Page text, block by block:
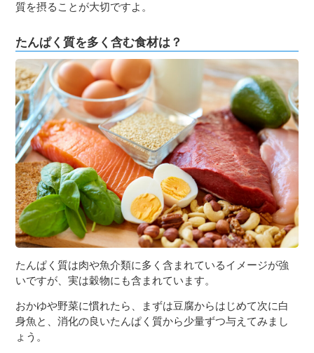
質を摂ることが大切ですよ。
たんぱく質を多く含む食材は？
たんぱく質は肉や魚介類に多く含まれているイメージが強
いですが、実は穀物にも含まれています。
おかゆや野菜に慣れたら、まずは豆腐からはじめて次に白
身魚と、消化の良いたんぱく質から少量ずつ与えてみまし
ょう。